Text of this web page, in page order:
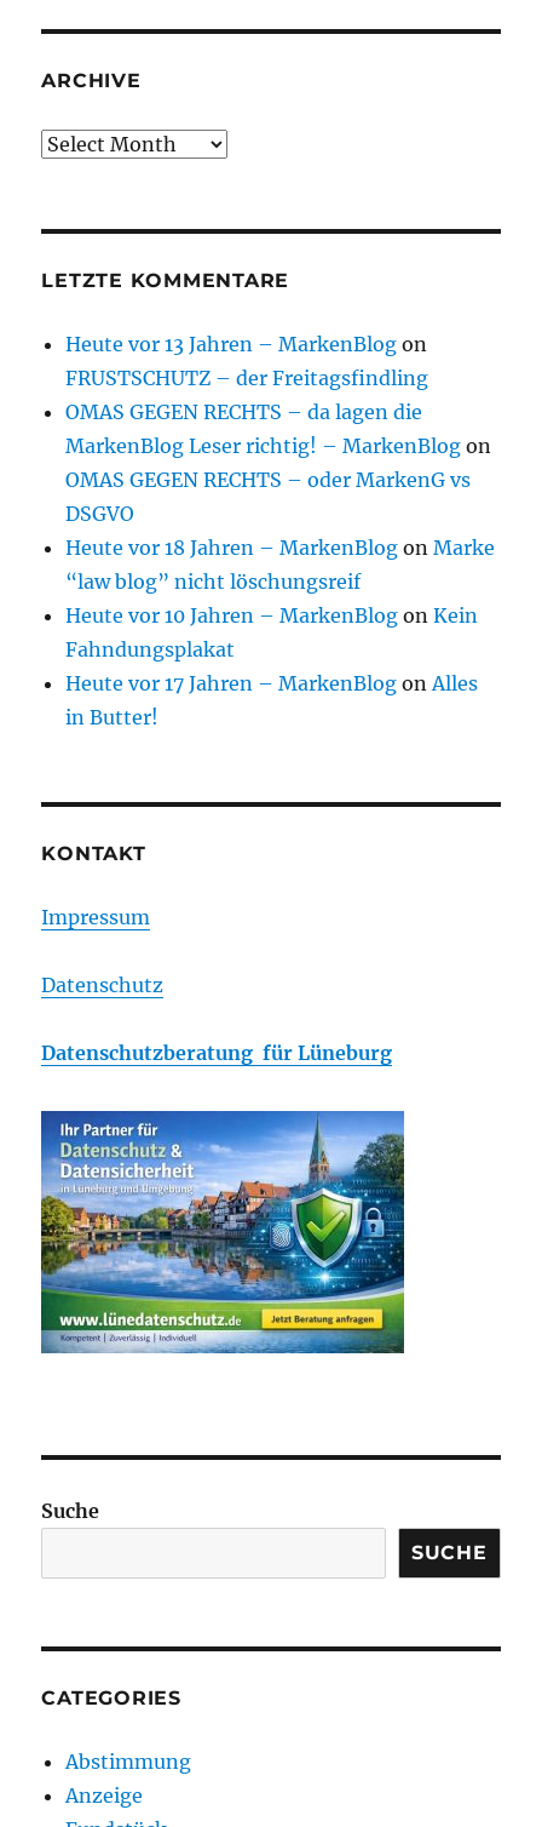
ARCHIVE
Archive
LETZTE KOMMENTARE
Heute vor 13 Jahren – MarkenBlog on
FRUSTSCHUTZ – der Freitagsfindling
OMAS GEGEN RECHTS – da lagen die
MarkenBlog Leser richtig! – MarkenBlog on
OMAS GEGEN RECHTS – oder MarkenG vs
DSGVO
Heute vor 18 Jahren – MarkenBlog onMarke
“law blog” nicht löschungsreif
Heute vor 10 Jahren – MarkenBlog onKein
Fahndungsplakat
Heute vor 17 Jahren – MarkenBlog onAlles
in Butter!
KONTAKT
Impressum
Datenschutz
Datenschutzberatung für Lüneburg
Suche
SUCHE
CATEGORIES
Abstimmung
Anzeige